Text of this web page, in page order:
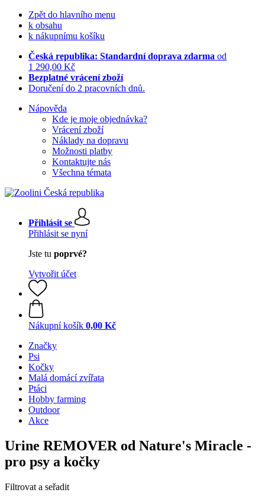
Zpět do hlavního menu
k obsahu
k nákupnímu košíku
Česká republika: Standardní doprava zdarma od
1 290,00 Kč
Bezplatné vrácení zboží
Doručení do 2 pracovních dnů.
Nápověda
Kde je moje objednávka?
Vrácení zboží
Náklady na dopravu
Možnosti platby
Kontaktujte nás
Všechna témata
Přihlásit se
Přihlásit se nyní
Jste tu poprvé?
Vytvořit účet
Nákupní košík 0,00 Kč
Značky
Psi
Kočky
Malá domácí zvířata
Ptáci
Hobby farming
Outdoor
Akce
Urine REMOVER od Nature's Miracle -
pro psy a kočky
Filtrovat a seřadit